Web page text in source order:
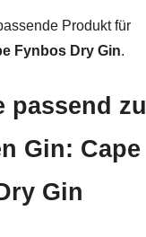
Produkt für
Fynbos Dry Gin.
passend zu
Gin: Cape
Gin